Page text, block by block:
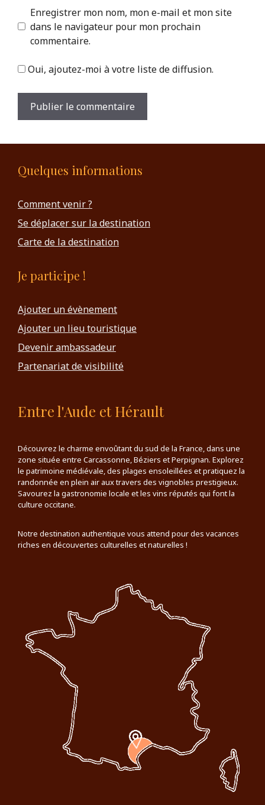
Enregistrer mon nom, mon e-mail et mon site
dans le navigateur pour mon prochain
commentaire.
Oui, ajoutez-moi à votre liste de diffusion.
Quelques informations
Comment venir ?
Se déplacer sur la destination
Carte de la destination
Je participe !
Ajouter un évènement
Ajouter un lieu touristique
Devenir ambassadeur
Partenariat de visibilité
Entre l'Aude et Hérault
Découvrez le charme envoûtant du sud de la France, dans une
zone située entre Carcassonne, Béziers et Perpignan. Explorez
le patrimoine médiévale, des plages ensoleillées et pratiquez la
randonnée en plein air aux travers des vignobles prestigieux.
Savourez la gastronomie locale et les vins réputés qui font la
culture occitane.
Notre destination authentique vous attend pour des vacances
riches en découvertes culturelles et naturelles !